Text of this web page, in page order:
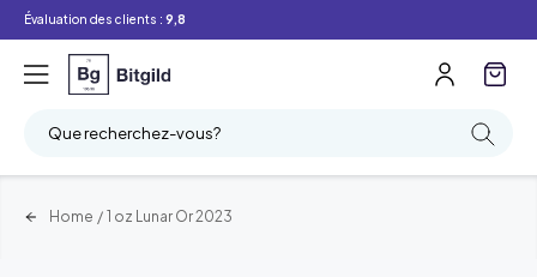
Évaluation des clients : 9,8
Que recherchez-vous?
Home / 1 oz Lunar Or 2023